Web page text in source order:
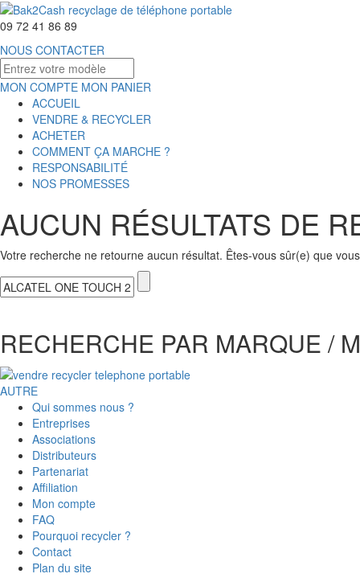
09 72 41 86 89
NOUS CONTACTER
MON COMPTE MON PANIER
ACCUEIL
VENDRE & RECYCLER
ACHETER
COMMENT ÇA MARCHE ?
RESPONSABILITÉ
NOS PROMESSES
AUCUN RÉSULTATS DE
Votre recherche ne retourne aucun résultat. Êtes-vous sûr(e) que
RECHERCHE PAR MARQUE /
AUTRE
Qui sommes nous ?
Entreprises
Associations
Distributeurs
Partenariat
Affiliation
Mon compte
FAQ
Pourquoi recycler ?
Contact
Plan du site